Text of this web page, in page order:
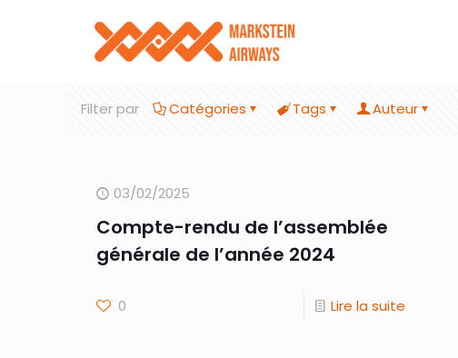
Filter par Catégories Tags Auteur
03/02/2025
Compte-rendu de l’assemblée
générale de l’année 2024
0 Lire la suite